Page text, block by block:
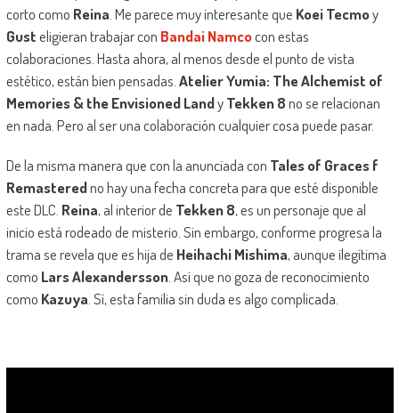
corto como Reina . Me parece muy interesante que Koei Tecmoy
Gusteligieran trabajar con Bandai Namcocon estas
colaboraciones. Hasta ahora, al menos desde el punto de vista
estético, están bien pensadas. Atelier Yumia: The Alchemist of
Memories & the Envisioned LandyTekken 8no se relacionan
en nada. Pero al ser una colaboración cualquier cosa puede pasar.
De la misma manera que con la anunciada con Tales of Graces f
Remasteredno hay una fecha concreta para que esté disponible
este DLC. Reina, al interior de Tekken 8, es un personaje que al
inicio está rodeado de misterio. Sin embargo, conforme progresa la
trama se revela que es hija de Heihachi Mishima, aunque ilegítima
como Lars Alexandersson. Así que no goza de reconocimiento
como Kazuya . Sí, esta familia sin duda es algo complicada.